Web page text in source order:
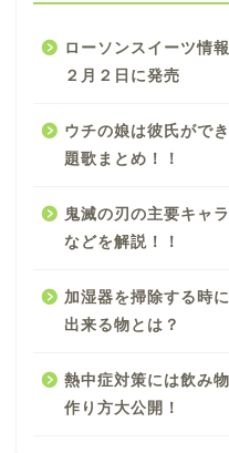
ローソンスイーツ情
２月２日に発売
ウチの娘は彼氏がで
題歌まとめ！！
鬼滅の刃の主要キャ
などを解説！！
加湿器を掃除する時
出来る物とは？
熱中症対策には飲み
作り方大公開！